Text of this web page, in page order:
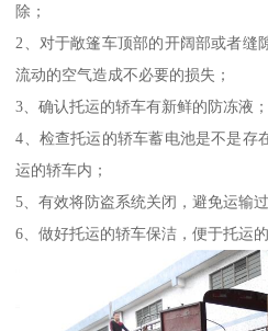
除；
2、对于敞篷车顶部的开阔部或者缝
流动的空气造成不必要的损失；
3、确认托运的轿车有新鲜的防冻液；
4、检查托运的轿车蓄电池是不是存
运的轿车内；
5、有效将防盗系统关闭，避免运输
6、做好托运的轿车保洁，便于托运